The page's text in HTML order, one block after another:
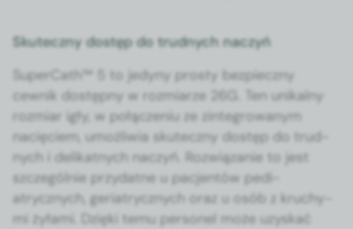
Skuteczny dostęp do trudnych naczyń
Super­Cath™ 5 to jedyny prosty bez­pieczny
cewnik dostęp­ny w rozmi­arze 26G. Ten unikalny
rozmi­ar igły, w połącze­niu ze zin­te­growanym
nacię­ciem, umożli­wia skuteczny dostęp do trud­
nych i delikat­nych naczyń. Rozwiązanie to jest
szczegól­nie przy­datne u pac­jen­tów pedi­
atrycznych, geri­atrycznych oraz u osób z kruchy­
mi żyła­mi. Dzię­ki temu per­son­el może uzyskać